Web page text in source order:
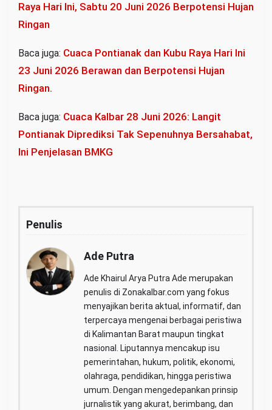
Raya Hari Ini, Sabtu 20 Juni 2026 Berpotensi Hujan
Ringan
Baca juga: Cuaca Pontianak dan Kubu Raya Hari Ini
23 Juni 2026 Berawan dan Berpotensi Hujan
Ringan.
Baca juga: Cuaca Kalbar 28 Juni 2026: Langit
Pontianak Diprediksi Tak Sepenuhnya Bersahabat,
Ini Penjelasan BMKG
Penulis
Ade Putra
Ade Khairul Arya Putra Ade merupakan
penulis di Zonakalbar.com yang fokus
menyajikan berita aktual, informatif, dan
terpercaya mengenai berbagai peristiwa
di Kalimantan Barat maupun tingkat
nasional. Liputannya mencakup isu
pemerintahan, hukum, politik, ekonomi,
olahraga, pendidikan, hingga peristiwa
umum. Dengan mengedepankan prinsip
jurnalistik yang akurat, berimbang, dan